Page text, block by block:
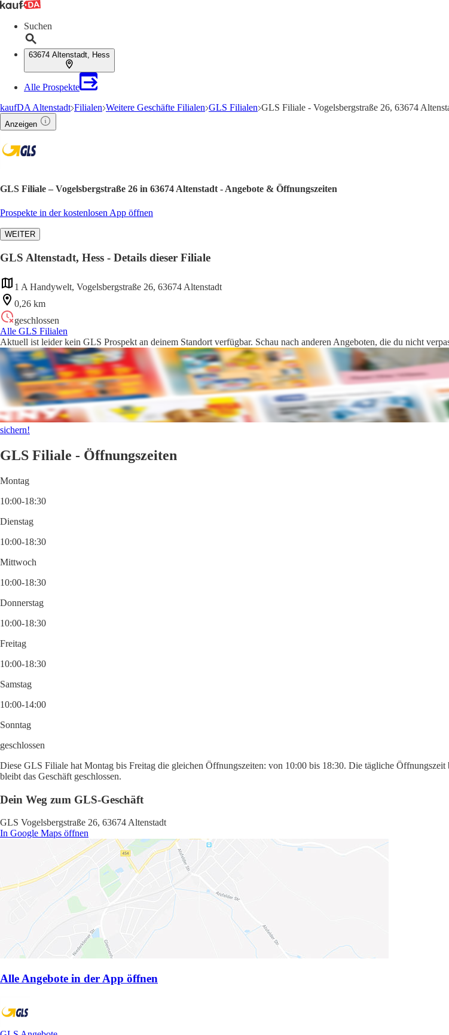
Suchen
63674 Altenstadt, Hess
Alle Prospekte
kaufDA Altenstadt Filialen Weitere Geschäfte Filialen GLS Filialen GLS Filiale - Vogelsbergstraße 26, 63674
Anzeigen
GLS Filiale – Vogelsbergstraße 26 in 63674 Altenstadt - Angebote & Öffnungszeiten
Prospekte in der kostenlosen App öffnen
WEITER
GLS Altenstadt, Hess - Details dieser Filiale
1 A Handywelt, Vogelsbergstraße 26, 63674 Altenstadt
0,26 km
geschlossen
Alle GLS Filialen
Aktuell ist leider kein GLS Prospekt an deinem Standort verfügbar. Schau nach anderen Angeboten, die du nicht
sichern!
GLS Filiale - Öffnungszeiten
Montag
10:00-18:30
Dienstag
10:00-18:30
Mittwoch
10:00-18:30
Donnerstag
10:00-18:30
Freitag
10:00-18:30
Samstag
10:00-14:00
Sonntag
geschlossen
Diese GLS Filiale hat Montag bis Freitag die gleichen Öffnungszeiten: von 10:00 bis 18:30. Die tägliche
bleibt das Geschäft geschlossen.
Dein Weg zum GLS-Geschäft
GLS Vogelsbergstraße 26, 63674 Altenstadt
In Google Maps öffnen
Alle Angebote in der App öffnen